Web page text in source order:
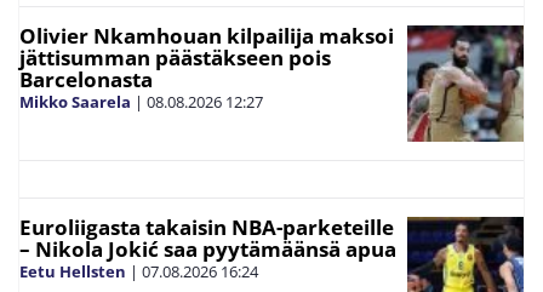
Olivier Nkamhouan kilpailija maksoi
jättisumman päästäkseen pois
Barcelonasta
Mikko Saarela | 08.08.2026 12:27
Euroliigasta takaisin NBA-parketeille
– Nikola Jokić saa pyytämäänsä apua
Eetu Hellsten | 07.08.2026 16:24